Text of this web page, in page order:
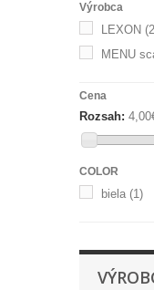
Výrobca
LEXON
MENU
Cena
Rozsah:
COLOR
biela (1)